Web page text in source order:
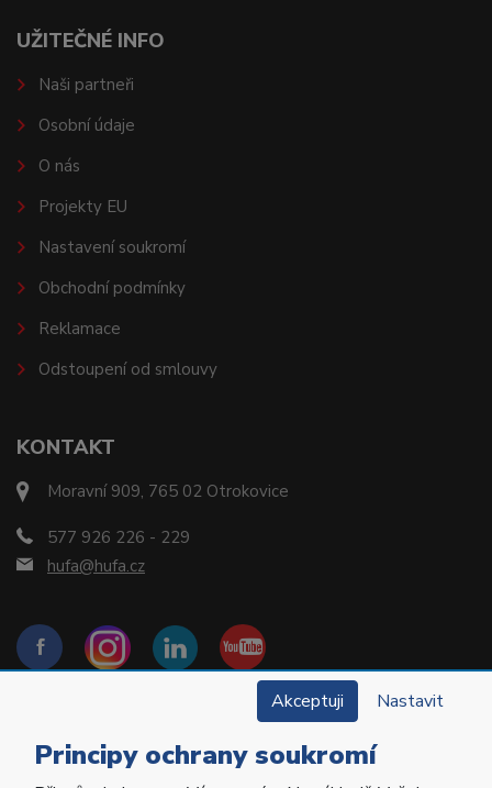
KONTAKT
Moravní 909, 765 02 Otrokovice
577 926 226 - 229
hufa@hufa.cz
UŽITEČNÉ INFO
Naši partneři
Osobní údaje
O nás
Projekty EU
Nastavení soukromí
Obchodní podmínky
Reklamace
Odstoupení od smlouvy
Akceptuji Nastavit
Principy ochrany soukromí